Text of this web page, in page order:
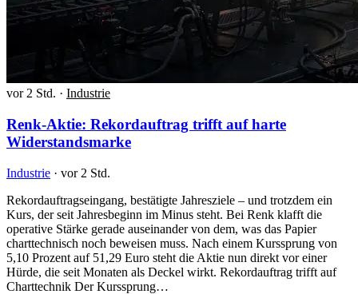
vor 2 Std. · Industrie
Renk-Aktie: Rekordauftrag trifft auf harte
Widerstandsmarke
Industrie · vor 2 Std.
Rekordauftragseingang, bestätigte Jahresziele – und trotzdem ein
Kurs, der seit Jahresbeginn im Minus steht. Bei Renk klafft die
operative Stärke gerade auseinander von dem, was das Papier
charttechnisch noch beweisen muss. Nach einem Kurssprung von
5,10 Prozent auf 51,29 Euro steht die Aktie nun direkt vor einer
Hürde, die seit Monaten als Deckel wirkt. Rekordauftrag trifft auf
Charttechnik Der Kurssprung…